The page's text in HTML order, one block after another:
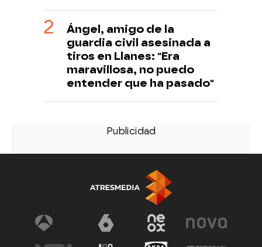
Ángel, amigo de la
guardia civil asesinada a
tiros en Llanes: "Era
maravillosa, no puedo
entender que ha pasado"